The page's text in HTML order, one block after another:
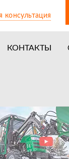
консультация
КОНТАКТЫ